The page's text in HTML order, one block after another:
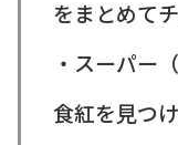
をまとめてチ
・スーパー
食紅を見つ